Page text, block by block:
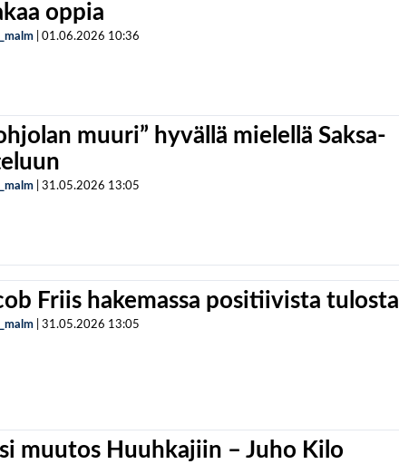
oppia
01.06.2026 10:36
muuri” hyvällä mielellä Saksa-
31.05.2026 13:05
Friis hakemassa positiivista tulosta
31.05.2026 13:05
muutos Huuhkajiin – Juho Kilo